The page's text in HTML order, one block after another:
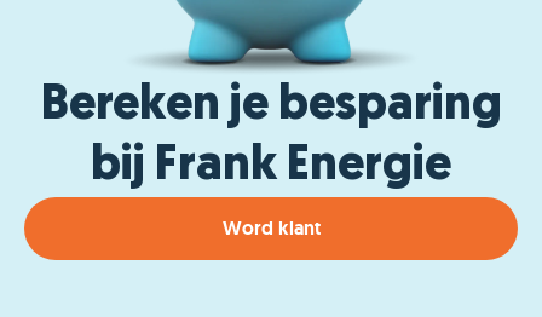
Bereken je besparing
bij Frank Energie
Word klant